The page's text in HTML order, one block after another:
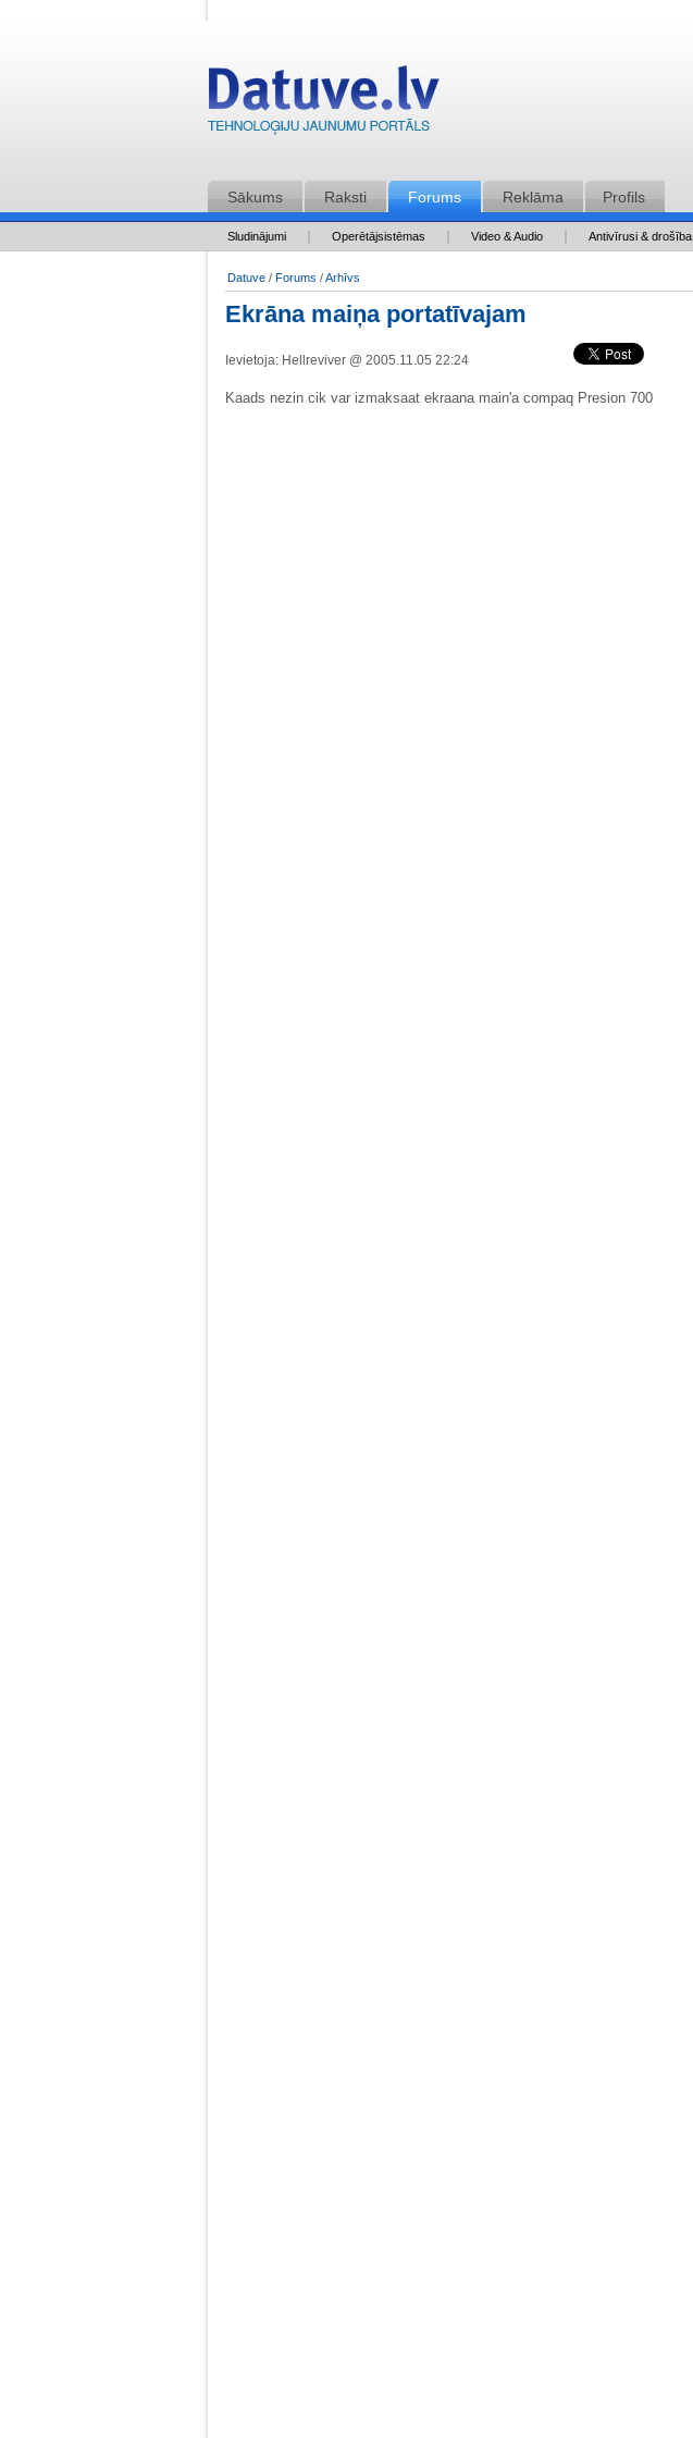
Sākums Raksti Forums Reklāma Profils
Sludinājumi Operētājsistēmas Video & Audio Antivīrusi & drošība
Datuve / Forums /Arhīvs
Ekrāna maiņa portatīvajam
Ievietoja: Hellreviver @ 2005.11.05 22:24
Kaads nezin cik var izmaksaat ekraana main'a compaq Presion 700